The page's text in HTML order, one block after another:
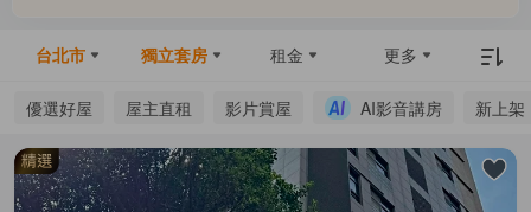
台北市 獨立套房 租金 更多
優選好屋 屋主直租 影片賞屋 AI影音講房 新上架